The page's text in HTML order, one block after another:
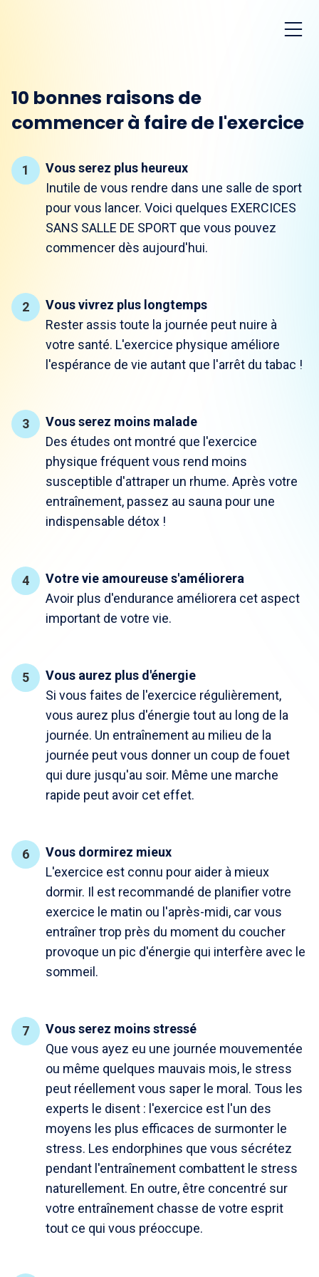
10 bonnes raisons de
commencer à faire de l'exercice
Vous serez plus heureux
Inutile de vous rendre dans une salle de sport
pour vous lancer. Voici quelques EXERCICES
SANS SALLE DE SPORT que vous pouvez
commencer dès aujourd'hui.
Vous vivrez plus longtemps
Rester assis toute la journée peut nuire à
votre santé. L'exercice physique améliore
l'espérance de vie autant que l'arrêt du tabac !
Vous serez moins malade
Des études ont montré que l'exercice
physique fréquent vous rend moins
susceptible d'attraper un rhume. Après votre
entraînement, passez au sauna pour une
indispensable détox !
Votre vie amoureuse s'améliorera
Avoir plus d'endurance améliorera cet aspect
important de votre vie.
Vous aurez plus d'énergie
Si vous faites de l'exercice régulièrement,
vous aurez plus d'énergie tout au long de la
journée. Un entraînement au milieu de la
journée peut vous donner un coup de fouet
qui dure jusqu'au soir. Même une marche
rapide peut avoir cet effet.
Vous dormirez mieux
L'exercice est connu pour aider à mieux
dormir. Il est recommandé de planifier votre
exercice le matin ou l'après-midi, car vous
entraîner trop près du moment du coucher
provoque un pic d'énergie qui interfère avec le
sommeil.
Vous serez moins stressé
Que vous ayez eu une journée mouvementée
ou même quelques mauvais mois, le stress
peut réellement vous saper le moral. Tous les
experts le disent : l'exercice est l'un des
moyens les plus efficaces de surmonter le
stress. Les endorphines que vous sécrétez
pendant l'entraînement combattent le stress
naturellement. En outre, être concentré sur
votre entraînement chasse de votre esprit
tout ce qui vous préoccupe.